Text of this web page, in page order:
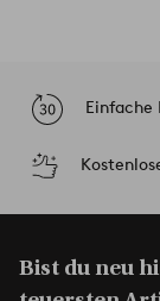
Einfache
Bist du neu